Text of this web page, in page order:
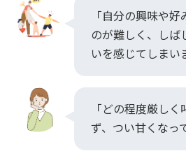
「自分の興味や
のが難しく、しば
いを感じてしまい
「どの程度厳し
ず、つい甘くなっ